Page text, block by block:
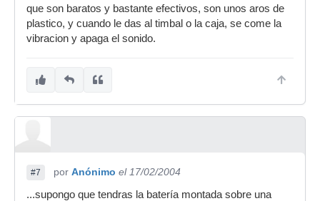
que son baratos y bastante efectivos, son unos aros de
plastico, y cuando le das al timbal o la caja, se come la
vibracion y apaga el sonido.
#7 por Anónimo el 17/02/2004
...supongo que tendras la batería montada sobre una